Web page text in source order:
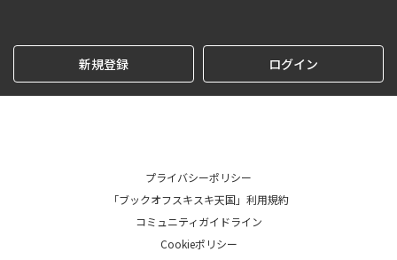
新規登録 ログイン
プライバシーポリシー
「ブックオフスキスキ天国」利用規約
コミュニティガイドライン
Cookieポリシー